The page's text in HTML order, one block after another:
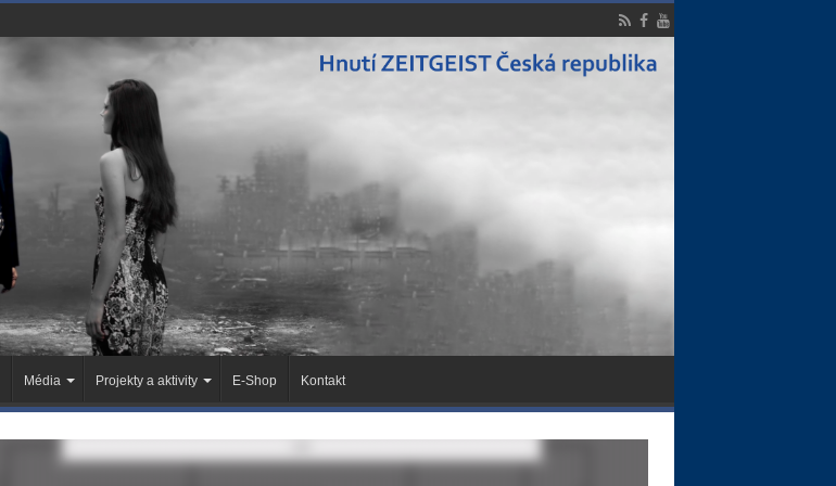
Média Projekty a aktivity E-Shop Kontakt